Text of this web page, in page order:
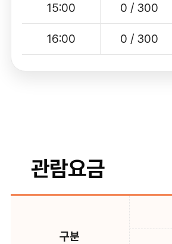
15:00 0 / 300
16:00 0 / 300
관람요금
구분